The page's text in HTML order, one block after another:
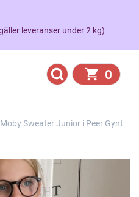
leveranser under 2 kg)
0
Moby Sweater Junior i Peer Gynt